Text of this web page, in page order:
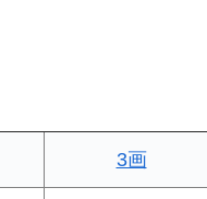
3画